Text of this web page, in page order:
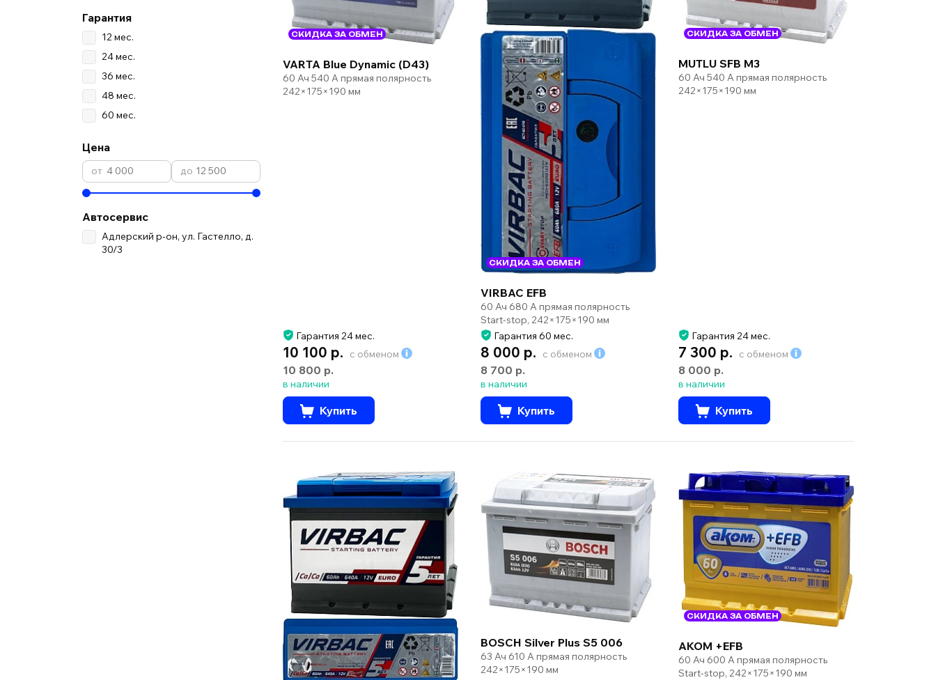
Гарантия
12 мес.
24 мес.
36 мес.
48 мес.
60 мес.
Цена
Автосервис
Адлерский р-он, ул. Гастелло, д.
30/3
СКИДКА ЗА ОБМЕН
VARTA Blue Dynamic (D43)
60 Ач 540 А прямая полярность
242×175×190 мм
Гарантия 24 мес.
10 100 р. с обменом
10 800 р.
в наличии
Купить
СКИДКА ЗА ОБМЕН
VIRBAC EFB
60 Ач 680 А прямая полярность
Start-stop, 242×175×190 мм
Гарантия 60 мес.
8 000 р. с обменом
8 700 р.
в наличии
Купить
СКИДКА ЗА ОБМЕН
MUTLU SFB M3
60 Ач 540 А прямая полярность
242×175×190 мм
Гарантия 24 мес.
7 300 р. с обменом
8 000 р.
в наличии
Купить
BOSCH Silver Plus S5 006
63 Ач 610 А прямая полярность
242×175×190 мм
СКИДКА ЗА ОБМЕН
AKOM +EFB
60 Ач 600 А прямая полярность
Start-stop, 242×175×190 мм